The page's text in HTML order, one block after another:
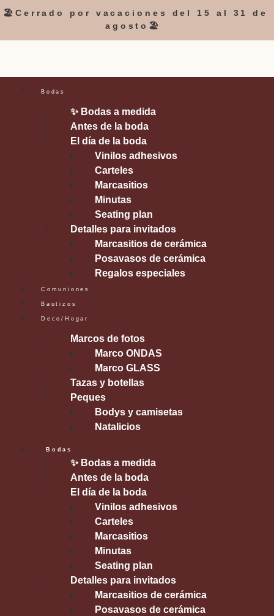
🏖️Cerrado por vacaciones del 15 al 31 de
agosto🏖️
Bodas
✨ Bodas a medida
Antes de la boda
El día de la boda
Vinilos adhesivos
Carteles
Marcasitios
Minutas
Seating plan
Detalles para invitados
Marcasitios de cerámica
Posavasos de cerámica
Regalos especiales
Comuniones
Bautizos
Deco/Hogar
Marcos de fotos
Marco ONDAS
Marco GLASS
Tazas y botellas
Peques
Bodys y camisetas
Natalicios
Bodas
✨ Bodas a medida
Antes de la boda
El día de la boda
Vinilos adhesivos
Carteles
Marcasitios
Minutas
Seating plan
Detalles para invitados
Marcasitios de cerámica
Posavasos de cerámica